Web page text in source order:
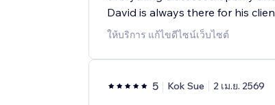
David is always there for his
ให้บริการ แก้ไขดีไซน์เว็บไซต์
5 Kok Sue 2 เม.ย. 2569